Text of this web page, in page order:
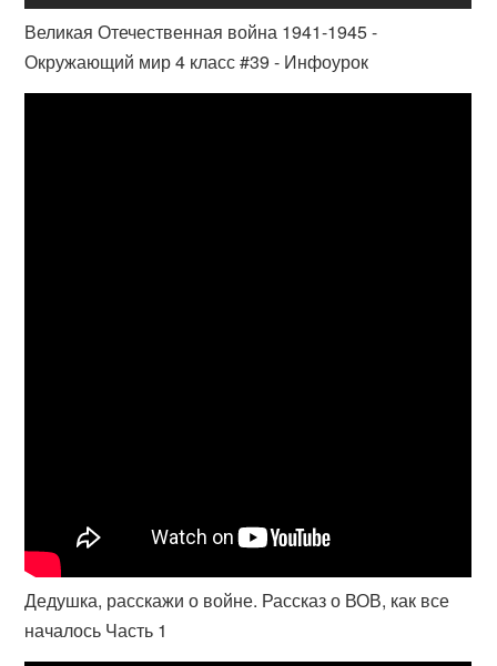
Великая Отечественная война 1941-1945 -
Окружающий мир 4 класс #39 - Инфоурок
Дедушка, расскажи о войне. Рассказ о ВОВ, как все
началось Часть 1